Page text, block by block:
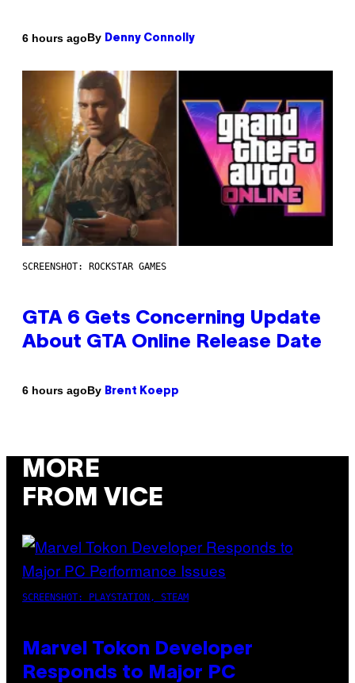
6 hours agoBy Denny Connolly
SCREENSHOT: ROCKSTAR GAMES
GTA 6 Gets Concerning Update
About GTA Online Release Date
6 hours agoBy Brent Koepp
MORE
FROM VICE
SCREENSHOT: PLAYSTATION, STEAM
Marvel Tokon Developer
Responds to Major PC